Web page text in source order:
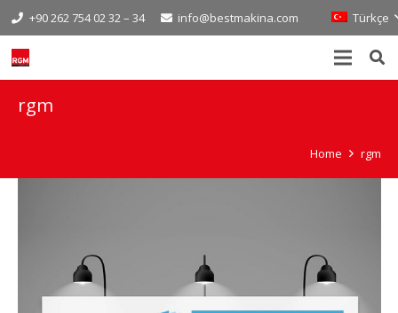
+90 262 754 02 32 – 34 info@bestmakina.com Türkçe
rgm
Home rgm